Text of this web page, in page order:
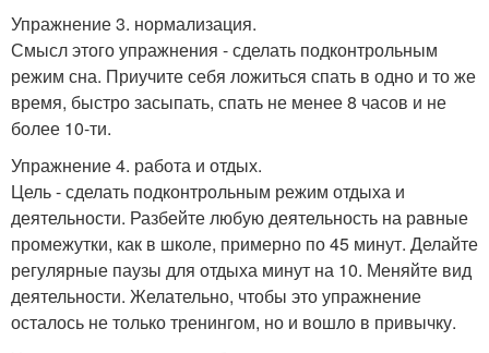
Упражнение 3. нормализация.
Смысл этого упражнения - сделать подконтрольным
режим сна. Приучите себя ложиться спать в одно и то же
время, быстро засыпать, спать не менее 8 часов и не
более 10-ти.
Упражнение 4. работа и отдых.
Цель - сделать подконтрольным режим отдыха и
деятельности. Разбейте любую деятельность на равные
промежутки, как в школе, примерно по 45 минут. Делайте
регулярные паузы для отдыха минут на 10. Меняйте вид
деятельности. Желательно, чтобы это упражнение
осталось не только тренингом, но и вошло в привычку.